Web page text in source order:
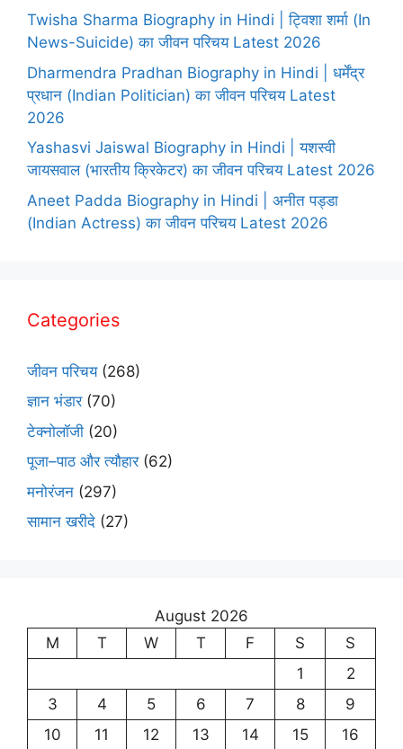
Twisha Sharma Biography in Hindi | ट्विशा शर्मा (In
News-Suicide) का जीवन परिचय Latest 2026
Dharmendra Pradhan Biography in Hindi | धर्मेंद्र
प्रधान (Indian Politician) का जीवन परिचय Latest
2026
Yashasvi Jaiswal Biography in Hindi | यशस्वी
जायसवाल (भारतीय क्रिकेटर) का जीवन परिचय Latest 2026
Aneet Padda Biography in Hindi | अनीत पड्डा
(Indian Actress) का जीवन परिचय Latest 2026
Categories
जीवन परिचय(268)
ज्ञान भंडार(70)
टेक्नोलॉजी (20)
पूजा–पाठ और त्यौहार(62)
मनोरंजन (297)
सामान खरीदे (27)
August 2026
M
T W T F S
S
1
2
3
4 5 6 7 8
9
10
11 12 13 14 15
16